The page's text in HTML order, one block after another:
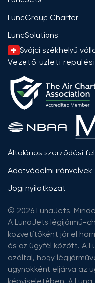
LunaGroup Charter
LunaSolutions
Svájci székhelyű
Vezető üzleti
Általános szerződési
Adatvédelmi irányelvek
Jogi nyilatkozat
© 2026 LunaJets.
A LunaJets légijármű-
közvetítőként jár el
és az ügyfél között. A
azáltal, hogy
ügynökként eljárva az
képviseletében. A